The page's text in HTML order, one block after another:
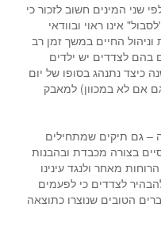
שני המינים חשוב לזכור כי
אינו ראוי ובוודאי
החיים במשך זמן רב
בהם לצדדים יש ילדים
כיצד נתנהג בסופו של יום
אם לא במכוון) למאבק
– גם תיקים שמתחילים
בצורה מכבדת ובהבנות
מאחר ולנגד עינינו
לצדדים כי לפעמים
הטובים שנוצרו כתוצאה